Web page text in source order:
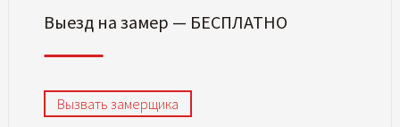
Выезд на замер — БЕСПЛАТНО
Вызвать замерщика